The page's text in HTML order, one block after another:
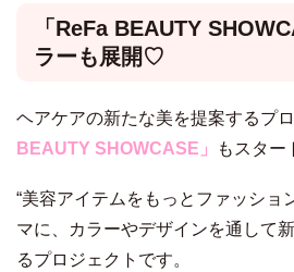
「ReFa BEAUTY
ラーも展開♡
ヘアケアの新たな美を提案するプ
BEAUTY SHOWCASE」
もスター
“美容アイテムをもっとファッショ
マに、カラーやデザインを通して
るプロジェクトです。